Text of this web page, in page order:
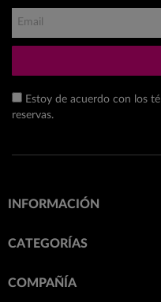
Estoy de acuerdo con los
reservas.
INFORMACIÓN
CATEGORÍAS
COMPAÑÍA